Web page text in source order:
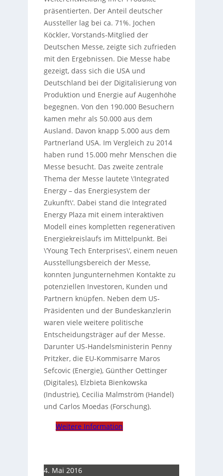
präsentierten. Der Anteil deutscher
Aussteller lag bei ca. 71%. Jochen
Köckler, Vorstands-Mitglied der
Deutschen Messe, zeigte sich zufrieden
mit den Ergebnissen. Die Messe habe
gezeigt, dass sich die USA und
Deutschland bei der Digitalisierung von
Produktion und Energie auf Augenhöhe
begegnen. Von den 190.000 Besuchern
kamen mehr als 50.000 aus dem
Ausland. Davon knapp 5.000 aus dem
Partnerland USA. Im Vergleich zu 2014
haben rund 15.000 mehr Menschen die
Messe besucht. Das zweite zentrale
Thema der Messe lautete \’Integrated
Energy – das Energiesystem der
Zukunft\‘. Dabei stand die Integrated
Energy Plaza mit einem interaktiven
Modell eines kompletten regenerativen
Energiekreislaufs im Mittelpunkt. Bei
\’Young Tech Enterprises\‘, einem neuen
Ausstellungsbereich der Messe,
konnten Jungunternehmen Kontakte zu
potenziellen Investoren, Kunden und
Partnern knüpfen. Neben dem US-
Präsidenten und der Bundeskanzlerin
waren viele weitere politische
Entscheidungsträger auf der Messe.
Darunter US-Handelsministerin Penny
Pritzker, die EU-Kommisarre Maros
Sefcovic (Energie), Günther Oettinger
(Digitales), Elzbieta Bienkowska
(Industrie), Cecilia Malmström (Handel)
und Carlos Moedas (Forschung).
Weitere Information
4. Mai 2016